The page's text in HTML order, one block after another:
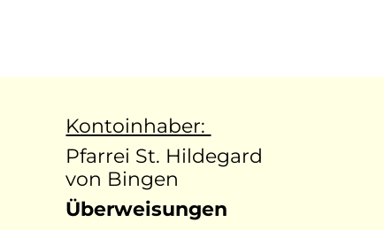
Kontoinhaber:
Pfarrei St. Hildegard
von Bingen
Überweisungen